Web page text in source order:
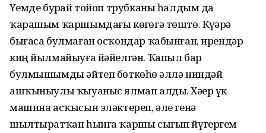
Үҙемде бурҙай тойоп трубканы һалдым да
ҡарашым ҡаршымдағы көҙгөгә төштө. Күҙҙәрҙә
бығаса булмаған осҡондар ҡабынған, ирендәр
киң йылмайыуға йәйелгән. Ҡапыл бар
булмышымды әйтеп бөткөһөҙ әллә ниндәй
ашҡыныулы ҡыуаныс ялмап алды. Хәҙер үк
машина асҡысын эләктереп, әле генә
шылтыратҡан һынға ҡаршы сығып йүгергем